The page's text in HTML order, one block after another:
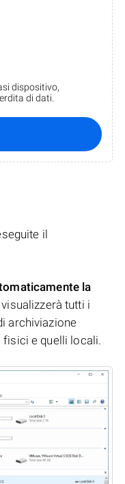
dispositivo,
di dati.
il
la
tutti i
archiviazione
e quelli locali.